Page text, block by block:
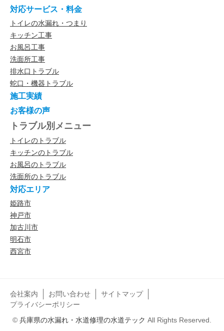
対応サービス・料金
トイレの水漏れ・つまり
キッチン工事
お風呂工事
洗面所工事
排水口トラブル
蛇口・機器トラブル
施工実績
お客様の声
トラブル別メニュー
トイレのトラブル
キッチンのトラブル
お風呂のトラブル
洗面所のトラブル
対応エリア
姫路市
神戸市
加古川市
明石市
西宮市
会社案内 お問い合わせ
サイトマップ
プライバシーポリシー
© 兵庫県の水漏れ・水道修理の水道テック All Rights Reserved.